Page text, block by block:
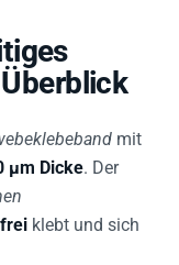
mit
µm Dicke. Der
klebt und sich